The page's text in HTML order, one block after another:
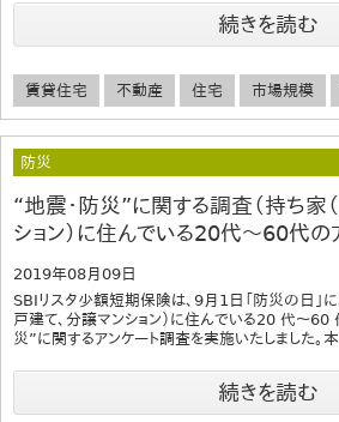
続きを読む
賃貸住宅 不動産 住宅 市場規模
防災
“地震・防災”に関する調査（持ち家
ション）に住んでいる20代～60代の
2019年08月09日
SBIリスタ少額短期保険は、9月1日「防災の日」
戸建て、分譲マンション）に住んでいる20 代～60
災”に関するアンケート調査を実施いたしました。
続きを読む